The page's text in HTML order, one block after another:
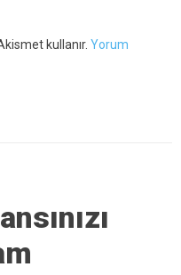
kullanır. Yorum